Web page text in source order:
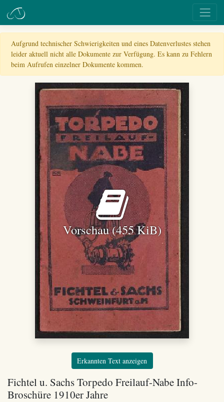
Aufgrund technischer Schwierigkeiten und eines Datenverlustes stehen
leider aktuell nicht alle Dokumente zur Verfügung. Es kann zu Fehlern
beim Aufrufen einzelner Dokumente kommen.
Vorschau (455 KiB)
Erkannten Text anzeigen
Fichtel u. Sachs Torpedo Freilauf-Nabe Info-
Broschüre 1910er Jahre